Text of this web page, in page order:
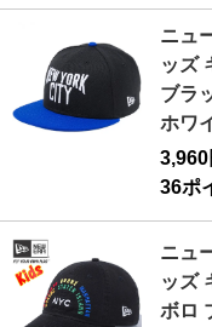
ニュ
ッズ
ブラ
ホワ
36ポ
ニュ
ッズ
ボロ